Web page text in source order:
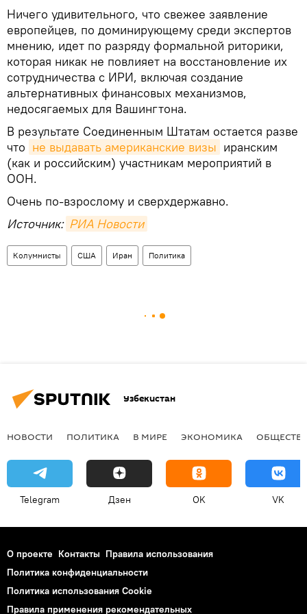
Ничего удивительного, что свежее заявление
европейцев, по доминирующему среди экспертов
мнению, идет по разряду формальной риторики,
которая никак не повлияет на восстановление их
сотрудничества с ИРИ, включая создание
альтернативных финансовых механизмов,
недосягаемых для Вашингтона.
В результате Соединенным Штатам остается разве
что не выдавать американские визы иранским
(как и российским) участникам мероприятий в
ООН.
Очень по-взрослому и сверхдержавно.
Источник: РИА Новости
Колумнисты США Иран Политика
Узбекистан
НОВОСТИ ПОЛИТИКА В МИРЕ ЭКОНОМИКА
Telegram Дзен OK VK
О проекте Контакты Правила использования
Политика конфиденциальности
Политика использования Cookie
Правила применения рекомендательных